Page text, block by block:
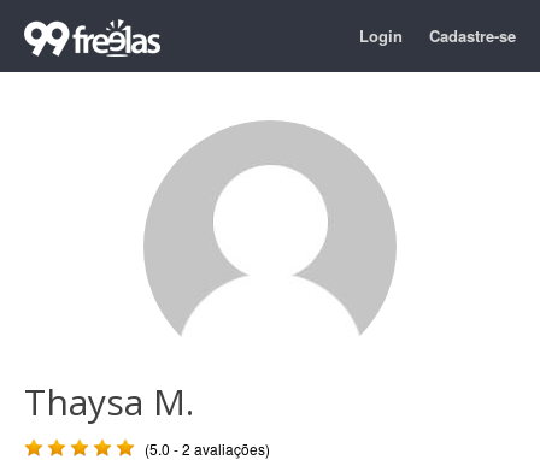
Login Cadastre-se
Thaysa M.
(5.0 - 2 avaliações)